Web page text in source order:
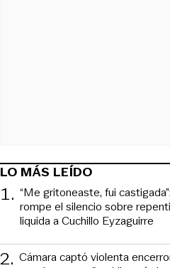
LO MÁS LEÍDO
1. “Me gritoneaste, fui
rompe el silencio sobre
liquida a Cuchillo Eyzaguirre
2. Cámara captó violenta